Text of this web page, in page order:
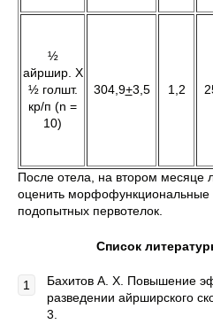
½
айршир. Х
½ голшт.
кр/п (n =
10)
304,9+3,5 1,2
После отела, на втором месяце
оценить морфофункциональные
подопытных первотелок.
Список
Бахитов А. Х. Повышение
разведении айрширского
3.